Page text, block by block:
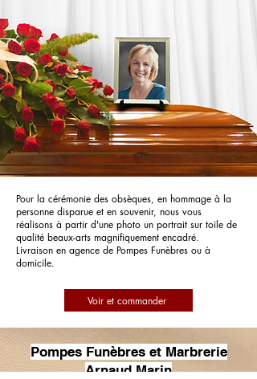
Pour la cérémonie des obsèques, en hommage à la
personne disparue et en souvenir, nous vous
réalisons à partir d'une photo un portrait sur toile de
qualité beaux-arts magnifiquement encadré.
Livraison en agence de Pompes Funèbres ou à
domicile.
Voir et commander
Pompes Funèbres et Marbrerie
Arnaud Marin